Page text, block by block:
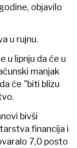
objavilo
u rujnu.
u lipnju da će u
manjak
će "biti blizu
bivši
financija i
7,0 posto